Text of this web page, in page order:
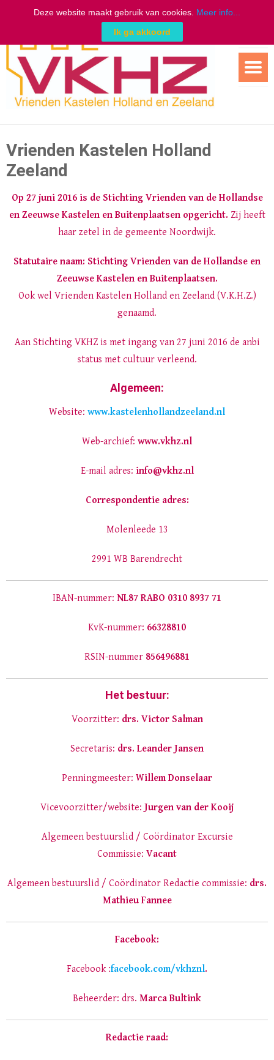
de
inhoud
Vrienden Kastelen Holland
Zeeland
Op 27 juni 2016 is de Stichting Vrienden van de Hollandse
en Zeeuwse Kastelen en Buitenplaatsen opgericht. Zij heeft
haar zetel in de gemeente Noordwijk.
Statutaire naam: Stichting Vrienden van de Hollandse en
Zeeuwse Kastelen en Buitenplaatsen.
Ook wel Vrienden Kastelen Holland en Zeeland (V.K.H.Z.)
genaamd.
Aan Stichting VKHZ is met ingang van 27 juni 2016 de anbi
status met cultuur verleend.
Algemeen:
Website: www.kastelenhollandzeeland.nl
Web-archief: www.vkhz.nl
E-mail adres: info@vkhz.nl
Correspondentie adres:
Molenleede 13
2991 WB Barendrecht
IBAN-nummer: NL87 RABO 0310 8937 71
KvK-nummer: 66328810
RSIN-nummer 856496881
Het bestuur:
Voorzitter: drs. Victor Salman
Secretaris: drs. Leander Jansen
Penningmeester: Willem Donselaar
Vicevoorzitter/website: Jurgen van der Kooij
Algemeen bestuurslid / Coördinator Excursie
Commissie: Vacant
Algemeen bestuurslid / Coördinator Redactie commissie: drs.
Mathieu Fannee
Facebook:
Facebook :facebook.com/vkhznl.
Beheerder: drs. Marca Bultink
Redactie raad:
Deze website maakt gebruik van cookies. Meer info...
Ik ga akkoord